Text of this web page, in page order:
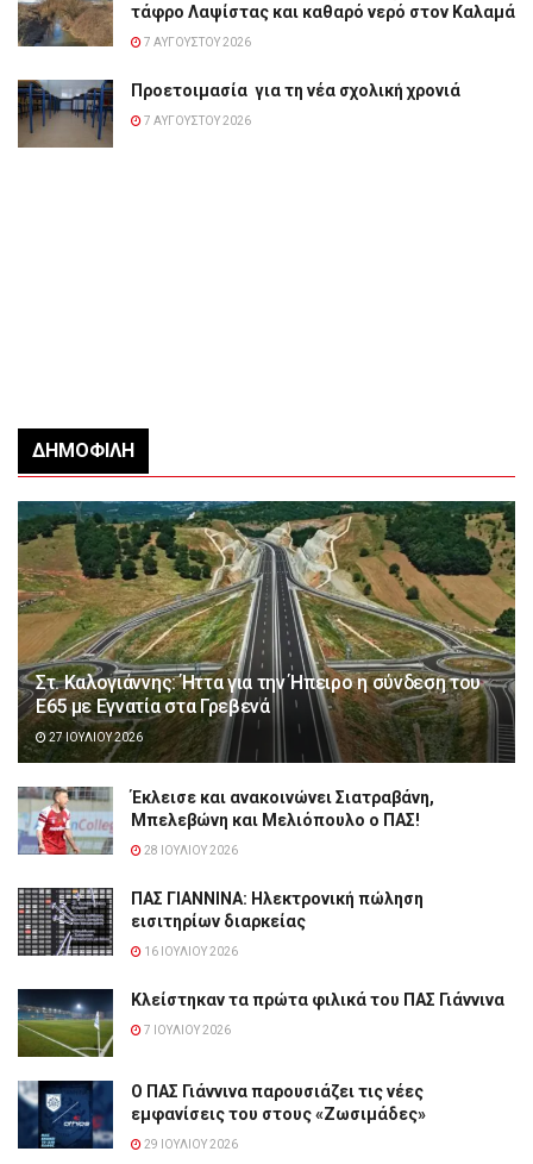
τάφρο Λαψίστας και καθαρό νερό στον Καλαμά
7 ΑΥΓΟΎΣΤΟΥ 2026
Προετοιμασία για τη νέα σχολική χρονιά
7 ΑΥΓΟΎΣΤΟΥ 2026
ΔΗΜΟΦΙΛΉ
Στ. Καλογιάννης: Ήττα για την Ήπειρο η σύνδεση του
Ε65 με Εγνατία στα Γρεβενά
27 ΙΟΥΛΊΟΥ 2026
Έκλεισε και ανακοινώνει Σιατραβάνη,
Μπελεβώνη και Μελιόπουλο ο ΠΑΣ!
28 ΙΟΥΛΊΟΥ 2026
ΠΑΣ ΓΙΑΝΝΙΝΑ: Hλεκτρονική πώληση
εισιτηρίων διαρκείας
16 ΙΟΥΛΊΟΥ 2026
Κλείστηκαν τα πρώτα φιλικά του ΠΑΣ Γιάννινα
7 ΙΟΥΛΊΟΥ 2026
Ο ΠΑΣ Γιάννινα παρουσιάζει τις νέες
εμφανίσεις του στους «Ζωσιμάδες»
29 ΙΟΥΛΊΟΥ 2026